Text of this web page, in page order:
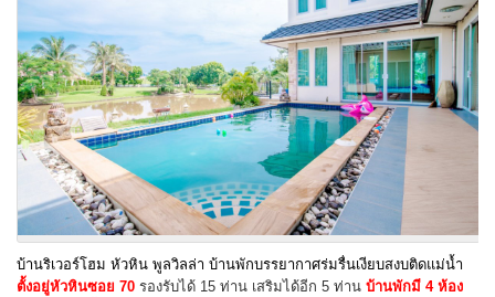
บ้านริเวอร์โฮม หัวหิน พูลวิลล่า บ้านพักบรรยากาศร่มรื่นเงียบสงบติดแม่น้ำ
ตั้งอยู่หัวหินซอย 70 รองรับได้ 15 ท่าน เสริมได้อีก 5 ท่าน บ้านพักมี 4 ห้อง